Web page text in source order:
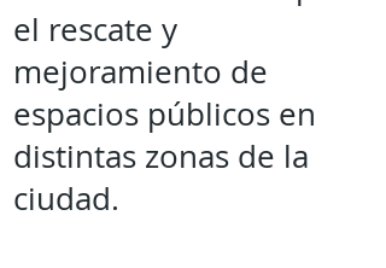
el rescate y
mejoramiento de
espacios públicos en
distintas zonas de la
ciudad.